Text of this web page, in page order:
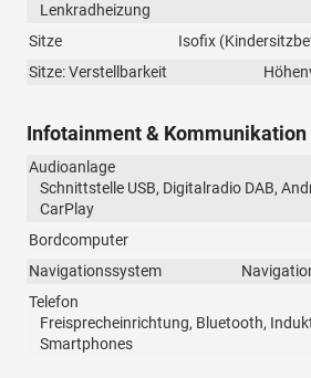
Lenkradheizung
Sitze
Isofix
Sitze: Verstellbarkeit
Infotainment & Kommunikation
Audioanlage
Schnittstelle USB, Digitalradio DAB,
CarPlay
Bordcomputer
Navigationssystem
Telefon
Freisprecheinrichtung, Bluetooth,
Smartphones